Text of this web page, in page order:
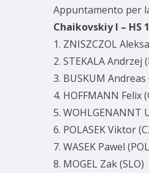
Appuntamento per
Chaikovskiy I – HS
1. ZNISZCZOL
2. STEKALA Andrzej
3. BUSKUM
4. HOFFMANN Felix
5. WOHLGENANNT
6. POLASEK Viktor
7. WASEK Pawel
8. MOGEL Zak (SLO)